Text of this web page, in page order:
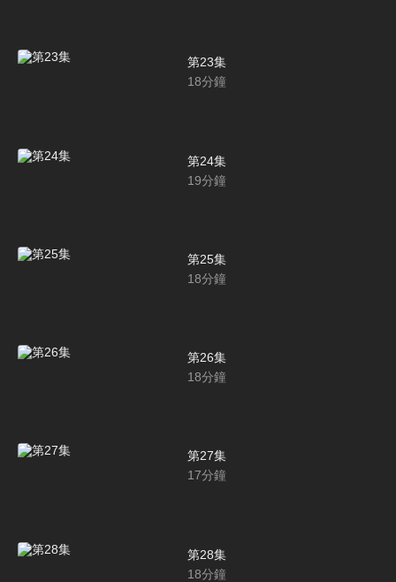
第23集
18分鐘
第24集
19分鐘
第25集
18分鐘
第26集
18分鐘
第27集
17分鐘
第28集
18分鐘